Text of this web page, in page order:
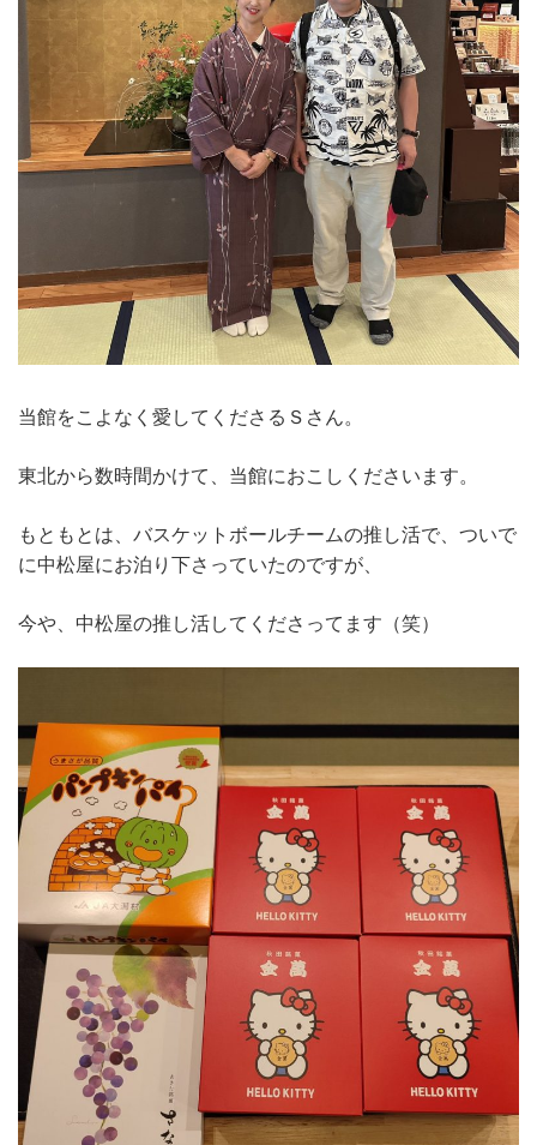
当館をこよなく愛してくださるＳさん。
東北から数時間かけて、当館におこしくださいます。
もともとは、バスケットボールチームの推し活で、ついで
に中松屋にお泊り下さっていたのですが、
今や、中松屋の推し活してくださってます（笑）